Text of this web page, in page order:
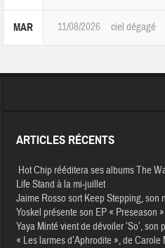
MAR 11/08/2026 ciel dégagé
ARTICLES RÉCENTS
Hot Chip rééditera ses albums The
Life Stand à la mi-juillet
Jaime Rosso sort Keep Stepping, son
Yoskel présente son EP « Preseason
Yaya Minté vient de dévoiler ‘So’, son
« Les larmes d’Aphrodite », de